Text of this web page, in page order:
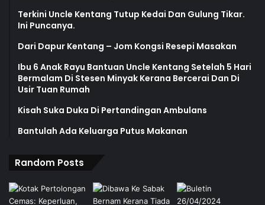
Terkini Uncle Kentang Tutup Kedai Dan Gulung Tikar.
Ini Puncanya.
Dari Dapur Kentang – Jom Kongsi Resepi Masakan
Ibu 6 Anak Rayu Bantuan Uncle Kentang Setelah 5 Hari
Bermalam Di Stesen Minyak Kerana Bercerai Dan Di
Usir Tuan Rumah
Kisah Suka Duka Di Pertandingan Ambulans
Bantulah Ada Keluarga Putus Makanan
Random Posts